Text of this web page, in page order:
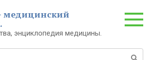
медицинский
энциклопедия медицины.